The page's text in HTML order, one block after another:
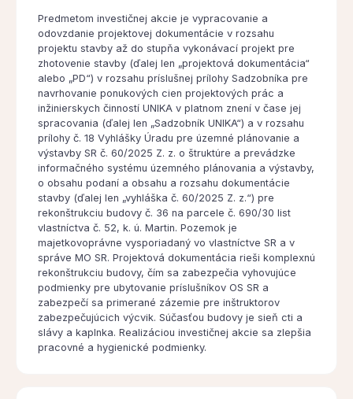
Predmetom investičnej akcie je vypracovanie a
odovzdanie projektovej dokumentácie v rozsahu
projektu stavby až do stupňa vykonávací projekt pre
zhotovenie stavby (ďalej len „projektová dokumentácia“
alebo „PD“) v rozsahu príslušnej prílohy Sadzobníka pre
navrhovanie ponukových cien projektových prác a
inžinierskych činností UNIKA v platnom znení v čase jej
spracovania (ďalej len „Sadzobník UNIKA“) a v rozsahu
prílohy č. 18 Vyhlášky Úradu pre územné plánovanie a
výstavby SR č. 60/2025 Z. z. o štruktúre a prevádzke
informačného systému územného plánovania a výstavby,
o obsahu podaní a obsahu a rozsahu dokumentácie
stavby (ďalej len „vyhláška č. 60/2025 Z. z.“) pre
rekonštrukciu budovy č. 36 na parcele č. 690/30 list
vlastníctva č. 52, k. ú. Martin. Pozemok je
majetkovoprávne vysporiadaný vo vlastníctve SR a v
správe MO SR. Projektová dokumentácia rieši komplexnú
rekonštrukciu budovy, čím sa zabezpečia vyhovujúce
podmienky pre ubytovanie príslušníkov OS SR a
zabezpečí sa primerané zázemie pre inštruktorov
zabezpečujúcich výcvik. Súčasťou budovy je sieň cti a
slávy a kaplnka. Realizáciou investičnej akcie sa zlepšia
pracovné a hygienické podmienky.